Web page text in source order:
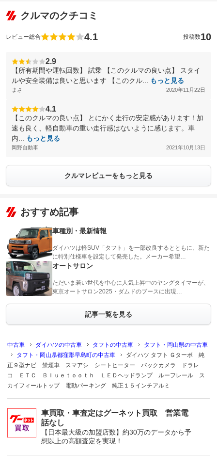
クルマのクチコミ
レビュー総合 4.1 投稿数10
2.9
【所有期間や運転回数】 試乗 【このクルマの良い点】 スタイ
ルや安全装備は良いと思います 【このクル...
もっと見る
まさ 2020年11月22日
4.1
【このクルマの良い点】 とにかく走行の安定感があります！加
速も良く、軽自動車の重い走行感はないように感じます。車
内...
もっと見る
岡野自動車 2021年10月13日
クルマレビューをもっと見る
おすすめ記事
車種別・最新情報
ダイハツは軽SUV「タフト」を一部改良するとともに、新た
に特別仕様車を設定して発売した。メーカー希望…
オートサロン
ただいま若い世代を中心に人気上昇中のヤングタイマーが、
東京オートサロン2025・ダムドのブースに出現…
記事一覧を見る
中古車 ダイハツの中古車 タフトの中古車
タフト・岡山県の中古車
タフト・岡山県都窪郡早島町の中古車
ダイハツ タフト Ｇターボ 純
正９型ナビ 禁煙車 スマアシ シートヒーター バックカメラ ドラレ
コ ＥＴＣ Ｂｌｕｅｔｏｏｔｈ ＬＥＤヘッドランプ ルーフレール ス
カイフィールトップ 電動パーキング 純正１５インチアルミ
車買取・車査定はグーネット買取 営業電
話なし
【日本最大級の加盟店数】約30万のデータから予
想以上の高額査定を実現！